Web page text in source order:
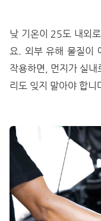
낮 기온이 25도 내외
요. 외부 유해 물질이
작용하면, 먼지가 실
리도 잊지 말아야 합니